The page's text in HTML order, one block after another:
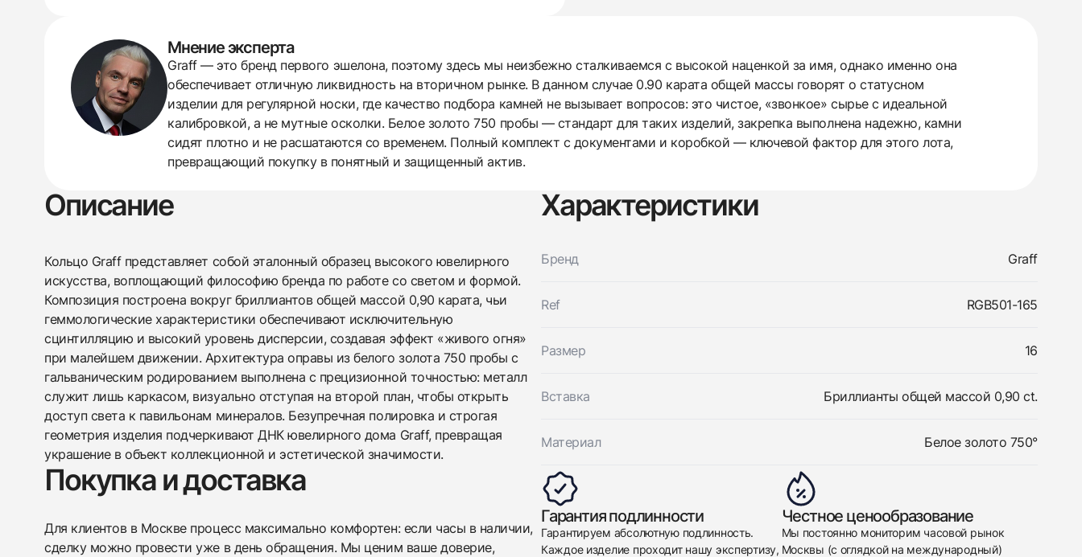
438
285
145
142
205
204
195
150
6
Мнение эксперта
Graff — это бренд первого эшелона, поэтому здесь мы неизбежно сталкиваемся с высокой наценкой за имя, однако именно она
обеспечивает отличную ликвидность на вторичном рынке. В данном случае 0.90 карата общей массы говорят о статусном
изделии для регулярной носки, где качество подбора камней не вызывает вопросов: это чистое, «звонкое» сырье с идеальной
калибровкой, а не мутные осколки. Белое золото 750 пробы — стандарт для таких изделий, закрепка выполнена надежно, камни
сидят плотно и не расшатаются со временем. Полный комплект с документами и коробкой — ключевой фактор для этого лота,
превращающий покупку в понятный и защищенный актив.
Описание
Кольцо Graff представляет собой эталонный образец высокого ювелирного
искусства, воплощающий философию бренда по работе со светом и формой.
Композиция построена вокруг бриллиантов общей массой 0,90 карата, чьи
геммологические характеристики обеспечивают исключительную
сцинтилляцию и высокий уровень дисперсии, создавая эффект «живого огня»
при малейшем движении. Архитектура оправы из белого золота 750 пробы с
гальваническим родированием выполнена с прецизионной точностью: металл
служит лишь каркасом, визуально отступая на второй план, чтобы открыть
доступ света к павильонам минералов. Безупречная полировка и строгая
геометрия изделия подчеркивают ДНК ювелирного дома Graff, превращая
украшение в объект коллекционной и эстетической значимости.
Характеристики
Бренд Graff
Ref RGB501-165
Размер 16
Вставка Бриллианты общей массой 0,90 ct.
Материал Белое золото 750°
Покупка и доставка
Для клиентов в Москве процесс максимально комфортен: если часы в наличии,
сделку можно провести уже в день обращения. Мы ценим ваше доверие,
Гарантия подлинности
Гарантируем абсолютную подлинность.
Каждое изделие проходит нашу экспертизу,
Честное ценообразование
Мы постоянно мониторим часовой рынок
Москвы (с оглядкой на международный)
Заказать эти часы
Оставьте ваши контактные данные и мы свяжемся с
вами
Graff
Butterfly Silhouette Open Diamond Bangle
НовыеКоробка + Документы
$11,250
Отправить заявку
вами
Graff
Butterfly Silhouette Open Diamond Bangle
Новые Коробка + Документы
$11,250
Приложите фото ваших часов…